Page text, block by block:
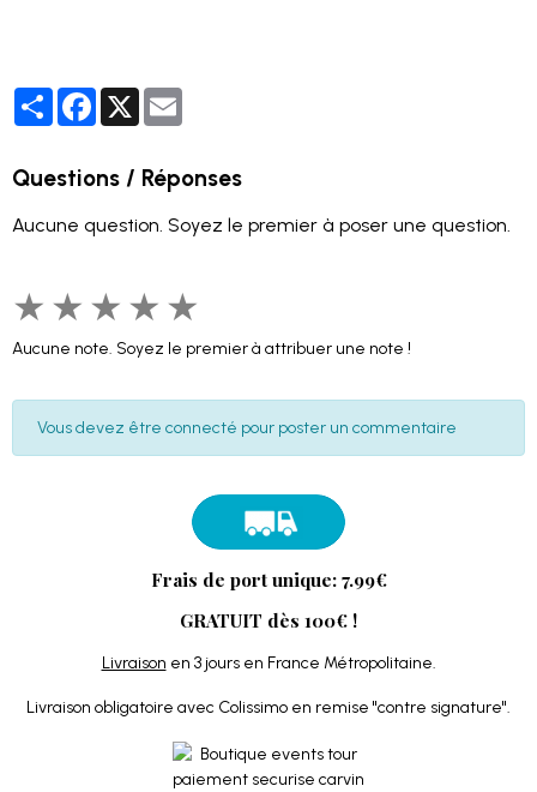
PartagerFacebook
X
Questions / Réponses
Aucune question. Soyez le premier à poser une question.
★ ★ ★ ★ ★
Aucune note. Soyez le premier à attribuer une note !
Vous devez être connecté pour poster un commentaire
Frais de port unique: 7.99€
GRATUIT dès 100€ !
Livraison en 3 jours en France Métropolitaine.
Livraison obligatoire avec Colissimo en remise "contre signature".